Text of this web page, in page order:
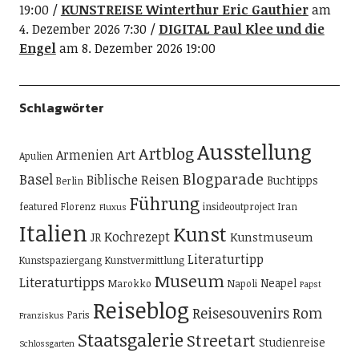
19:00
KUNSTREISE Winterthur Eric Gauthieram
4. Dezember 2026 7:30
DIGITAL Paul Klee und die
Engelam 8. Dezember 2026 19:00
Schlagwörter
Apulien ArmenienArtArtblogAusstellung
Basel Berlin Biblische ReisenBlogparade Buchtipps
featured Florenz Fluxus Führung insideoutproject Iran
Italien JR Kochrezept Kunst Kunstmuseum
Kunstspaziergang Kunstvermittlung Literaturtipp
Literaturtipps Marokko Museum Napoli Neapel Papst
Franziskus Paris Reiseblog ReisesouvenirsRom
Schlossgarten Staatsgalerie Streetart Studienreise